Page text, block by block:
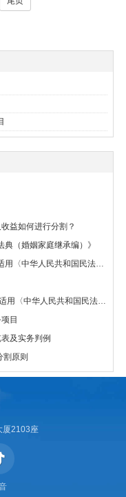
益如何进行分割？
（婚姻家庭继承编）》
民法典〉婚姻家庭编的解释（一）》
民法典〉婚姻家庭编的解释（二）》
目
及实务判例
原则
厦2103座